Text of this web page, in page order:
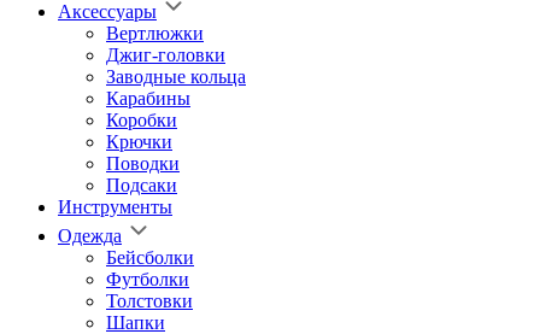
Аксессуары
Вертлюжки
Джиг-головки
Заводные кольца
Карабины
Коробки
Крючки
Поводки
Подсаки
Инструменты
Одежда
Бейсболки
Футболки
Толстовки
Шапки